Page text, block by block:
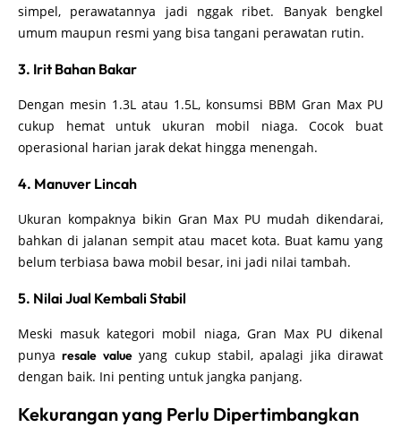
simpel, perawatannya jadi nggak ribet. Banyak bengkel
umum maupun resmi yang bisa tangani perawatan rutin.
3. Irit Bahan Bakar
Dengan mesin 1.3L atau 1.5L, konsumsi BBM Gran Max PU
cukup hemat untuk ukuran mobil niaga. Cocok buat
operasional harian jarak dekat hingga menengah.
4. Manuver Lincah
Ukuran kompaknya bikin Gran Max PU mudah dikendarai,
bahkan di jalanan sempit atau macet kota. Buat kamu yang
belum terbiasa bawa mobil besar, ini jadi nilai tambah.
5. Nilai Jual Kembali Stabil
Meski masuk kategori mobil niaga, Gran Max PU dikenal
punyaresale valueyang cukup stabil, apalagi jika dirawat
dengan baik. Ini penting untuk jangka panjang.
Kekurangan yang Perlu Dipertimbangkan